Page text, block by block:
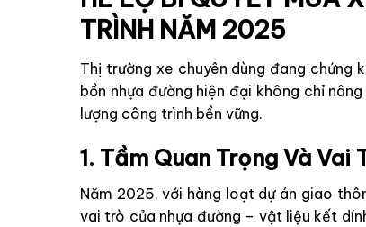
TRÌNH NĂM 2025
Thị trường xe chuyên dùng đang chứng
bồn nhựa đường hiện đại không chỉ
lượng công trình bền vững.
1. Tầm Quan Trọng Và
Năm 2025, với hàng loạt dự án giao
vai trò của nhựa đường – vật liệu kết